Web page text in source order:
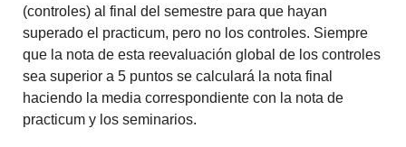
(controles) al final del semestre para que hayan
superado el practicum, pero no los controles. Siempre
que la nota de esta reevaluación global de los controles
sea superior a 5 puntos se calculará la nota final
haciendo la media correspondiente con la nota de
practicum y los seminarios.